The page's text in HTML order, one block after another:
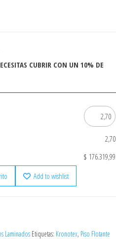
CUBRIR CON UN 10% DE
2,70
$ 176.319,99
Add to wishlist
Laminados Etiquetas: Kronotex, Piso Flotante